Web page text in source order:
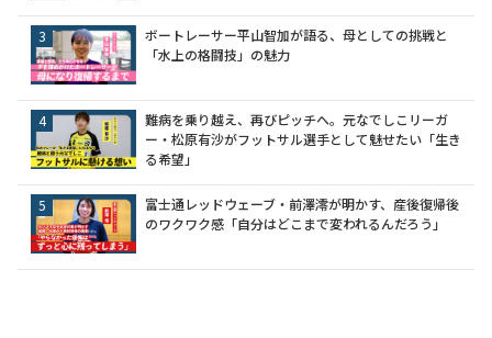
ボートレーサー平山智加が語る、母としての挑戦と
「水上の格闘技」の魅力
難病を乗り越え、再びピッチへ。元なでしこリーガ
ー・松原有沙がフットサル選手として魅せたい「生き
る希望」
富士通レッドウェーブ・前澤澪が明かす、産後復帰後
のワクワク感「自分はどこまで変われるんだろう」